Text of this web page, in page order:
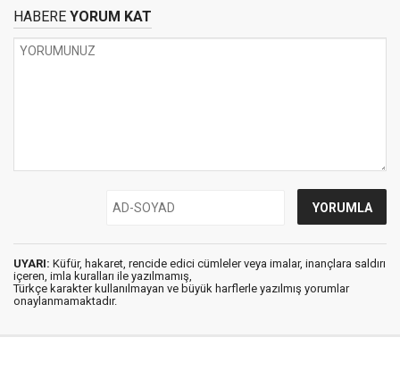
HABERE YORUM KAT
UYARI: Küfür, hakaret, rencide edici cümleler veya imalar, inançlara saldırı
içeren, imla kuralları ile yazılmamış,
Türkçe karakter kullanılmayan ve büyük harflerle yazılmış yorumlar
onaylanmamaktadır.